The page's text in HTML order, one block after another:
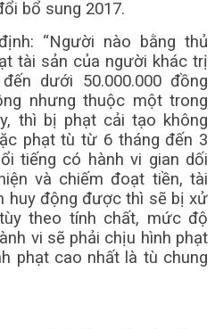
bổ sung 2017.
“Người nào bằng thủ
tài sản của người khác trị
dưới 50.000.000 đồng
nhưng thuộc một trong
thì bị phạt cải tạo không
phạt tù từ 6 tháng đến 3
tiếng có hành vi gian dối
và chiếm đoạt tiền, tài
huy động được thì sẽ bị xử
theo tính chất, mức độ
vi sẽ phải chịu hình phạt
phạt cao nhất là tù chung